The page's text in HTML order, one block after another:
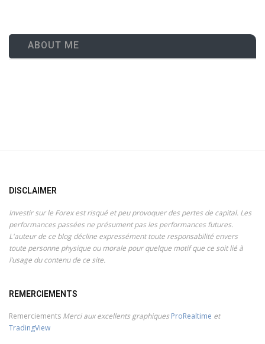
ABOUT ME
DISCLAIMER
Investir sur le Forex est risqué et peu provoquer des pertes de capital. Les
performances passées ne présument pas les performances futures.
L'auteur de ce blog décline expressément toute responsabilité envers
toute personne physique ou morale pour quelque motif que ce soit lié à
l’usage du contenu de ce site.
REMERCIEMENTS
Remerciements Merci aux excellents graphiques ProRealtime et
TradingView